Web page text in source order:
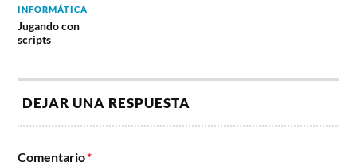
INFORMÁTICA
Jugando con
scripts
DEJAR UNA RESPUESTA
Comentario*